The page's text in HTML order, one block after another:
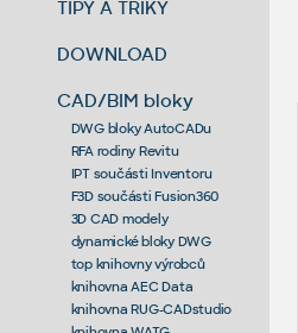
TIPY A TRIKY
DOWNLOAD
CAD/BIM bloky
DWG bloky AutoCADu
RFA rodiny Revitu
IPT součásti Inventoru
F3D součásti Fusion360
3D CAD modely
dynamické bloky DWG
top knihovny výrobců
knihovna AEC Data
knihovna RUG-CADstudio